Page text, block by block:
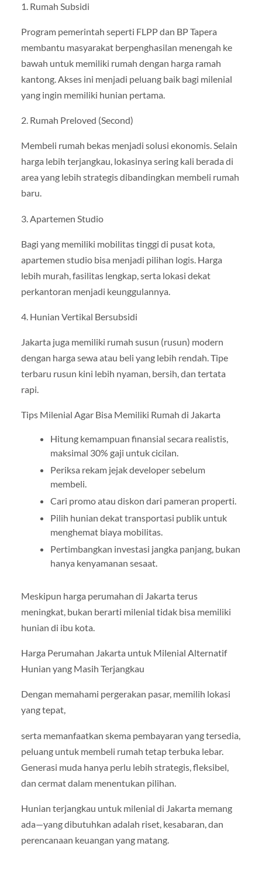
1. Rumah Subsidi
Program pemerintah seperti FLPP dan BP Tapera
membantu masyarakat berpenghasilan menengah ke
bawah untuk memiliki rumah dengan harga ramah
kantong. Akses ini menjadi peluang baik bagi milenial
yang ingin memiliki hunian pertama.
2. Rumah Preloved (Second)
Membeli rumah bekas menjadi solusi ekonomis. Selain
harga lebih terjangkau, lokasinya sering kali berada di
area yang lebih strategis dibandingkan membeli rumah
baru.
3. Apartemen Studio
Bagi yang memiliki mobilitas tinggi di pusat kota,
apartemen studio bisa menjadi pilihan logis. Harga
lebih murah, fasilitas lengkap, serta lokasi dekat
perkantoran menjadi keunggulannya.
4. Hunian Vertikal Bersubsidi
Jakarta juga memiliki rumah susun (rusun) modern
dengan harga sewa atau beli yang lebih rendah. Tipe
terbaru rusun kini lebih nyaman, bersih, dan tertata
rapi.
Tips Milenial Agar Bisa Memiliki Rumah di Jakarta
Hitung kemampuan finansial secara realistis,
maksimal 30% gaji untuk cicilan.
Periksa rekam jejak developer sebelum
membeli.
Cari promo atau diskon dari pameran properti.
Pilih hunian dekat transportasi publik untuk
menghemat biaya mobilitas.
Pertimbangkan investasi jangka panjang, bukan
hanya kenyamanan sesaat.
Meskipun harga perumahan di Jakarta terus
meningkat, bukan berarti milenial tidak bisa memiliki
hunian di ibu kota.
Harga Perumahan Jakarta untuk Milenial Alternatif
Hunian yang Masih Terjangkau
Dengan memahami pergerakan pasar, memilih lokasi
yang tepat,
serta memanfaatkan skema pembayaran yang tersedia,
peluang untuk membeli rumah tetap terbuka lebar.
Generasi muda hanya perlu lebih strategis, fleksibel,
dan cermat dalam menentukan pilihan.
Hunian terjangkau untuk milenial di Jakarta memang
ada—yang dibutuhkan adalah riset, kesabaran, dan
perencanaan keuangan yang matang.